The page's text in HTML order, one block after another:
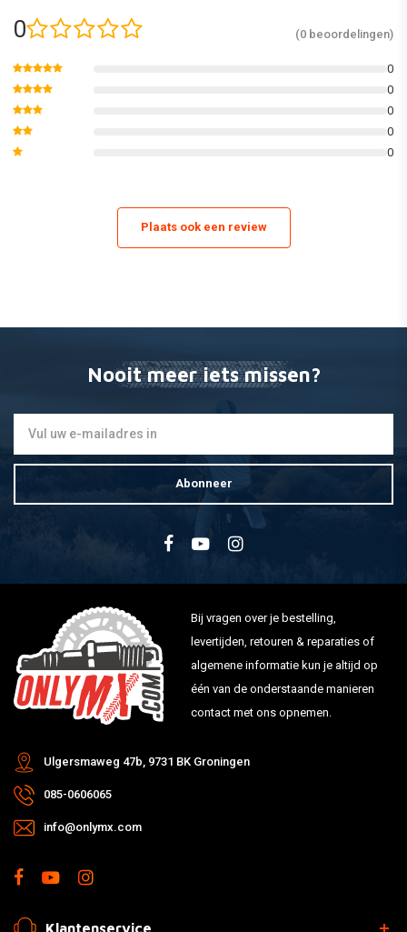
0 (0 beoordelingen)
0
0
0
0
0
Plaats ook een review
Nooit meer iets missen?
Abonneer
Bij vragen over je bestelling,
levertijden, retouren & reparaties of
algemene informatie kun je altijd op
één van de onderstaande manieren
contact met ons opnemen.
Ulgersmaweg 47b, 9731 BK Groningen
085-0606065
info@onlymx.com